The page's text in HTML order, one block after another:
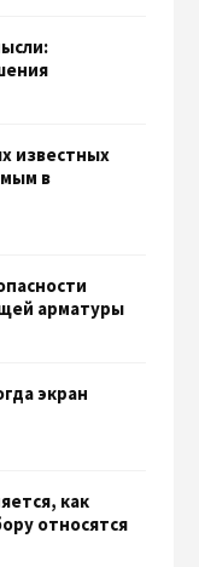
известных
в
арматуры
экран
как
относятся